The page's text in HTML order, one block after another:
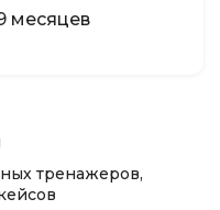
месяцев
тренажеров,